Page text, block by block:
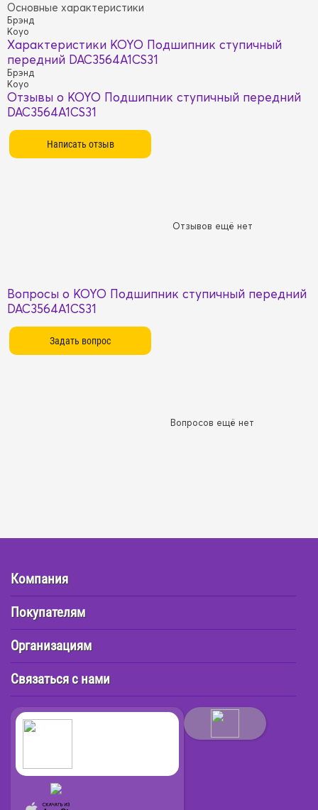
Основные характеристики
Брэнд
Koyo
Характеристики KOYO Подшипник ступичный
передний DAC3564A1CS31
Брэнд
Koyo
Отзывы о KOYO Подшипник ступичный передний
DAC3564A1CS31
Отзывов ещё нет
Вопросы о KOYO Подшипник ступичный передний
DAC3564A1CS31
Вопросов ещё нет
Компания
Покупателям
Организациям
Связаться с нами